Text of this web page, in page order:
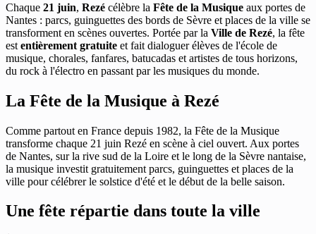
Chaque 21 juin, Rezé célèbre la Fête de la Musique aux portes de
Nantes : parcs, guinguettes des bords de Sèvre et places de la ville se
transforment en scènes ouvertes. Portée par la Ville de Rezé, la fête
est entièrement gratuite et fait dialoguer élèves de l'école de
musique, chorales, fanfares, batucadas et artistes de tous horizons,
du rock à l'électro en passant par les musiques du monde.
La Fête de la Musique à Rezé
Comme partout en France depuis 1982, la Fête de la Musique
transforme chaque 21 juin Rezé en scène à ciel ouvert. Aux portes
de Nantes, sur la rive sud de la Loire et le long de la Sèvre nantaise,
la musique investit gratuitement parcs, guinguettes et places de la
ville pour célébrer le solstice d'été et le début de la belle saison.
Une fête répartie dans toute la ville